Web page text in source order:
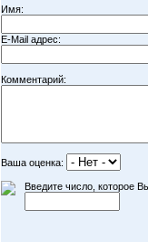
Имя:
E-Mail адрес:
Комментарий:
Ваша оценка:
Введите число, которое